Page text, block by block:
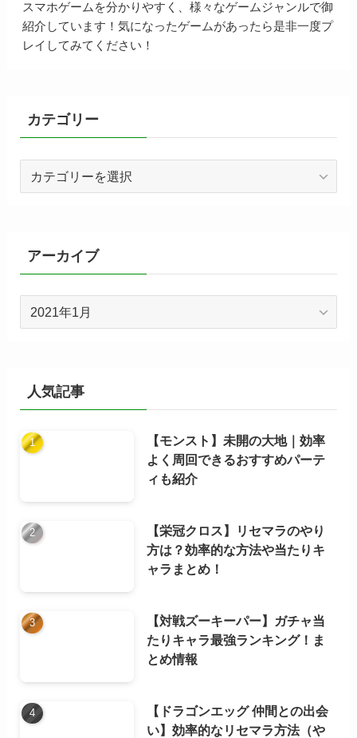
スマホゲームを分かりやすく、様々なゲームジャンルで御
紹介しています！気になったゲームがあったら是非一度プ
レイしてみてください！
カテゴリー
ーアーカイブ
人気記事
【モンスト】未開の大地｜効率
よく周回できるおすすめパーテ
ィも紹介
【栄冠クロス】リセマラのやり
方は？効率的な方法や当たりキ
ャラまとめ！
【対戦ズーキーパー】ガチャ当
たりキャラ最強ランキング！ま
とめ情報
【ドラゴンエッグ 仲間との出会
い】効率的なリセマラ方法（や